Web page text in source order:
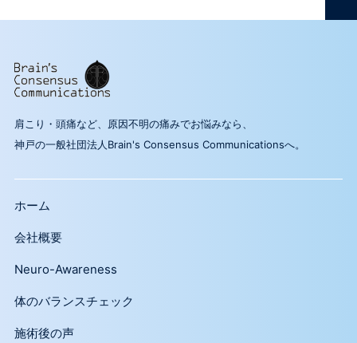
肩こり・頭痛など、原因不明の痛みでお悩みなら、
神戸の一般社団法人Brain's Consensus Communicationsへ。
ホーム
会社概要
Neuro-Awareness
体のバランスチェック
施術後の声